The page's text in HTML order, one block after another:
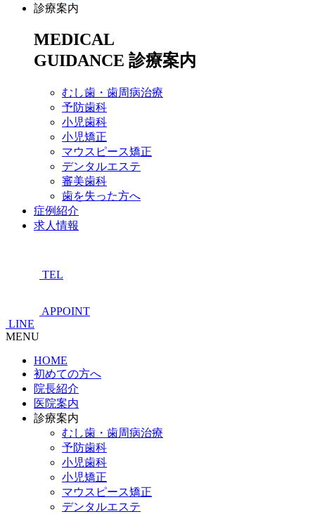
診療案内
MEDICAL
GUIDANCE 診療案内
むし歯・歯周病治療
予防歯科
小児歯科
小児矯正
マウスピース矯正
デンタルエステ
審美歯科
歯を失った方へ
症例紹介
求人情報
TEL
APPOINT
LINE
MENU
HOME
初めての方へ
院長紹介
医院案内
診療案内
むし歯・歯周病治療
予防歯科
小児歯科
小児矯正
マウスピース矯正
デンタルエステ